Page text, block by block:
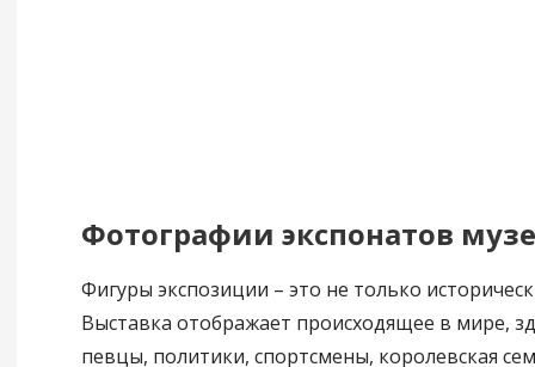
Фотографии экспонатов
Фигуры экспозиции – это не только
Выставка отображает происходящее в мире,
певцы, политики, спортсмены, королевская